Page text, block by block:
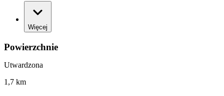
Więcej
Powierzchnie
Utwardzona
1,7 km